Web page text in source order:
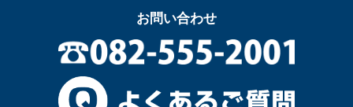
お問い合わせ